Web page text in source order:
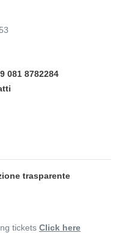
081 8782284
trasparente
tickets Click here